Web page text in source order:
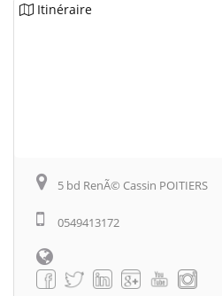
Itinéraire
5 bd RenÃ© Cassin POITIERS
0549413172